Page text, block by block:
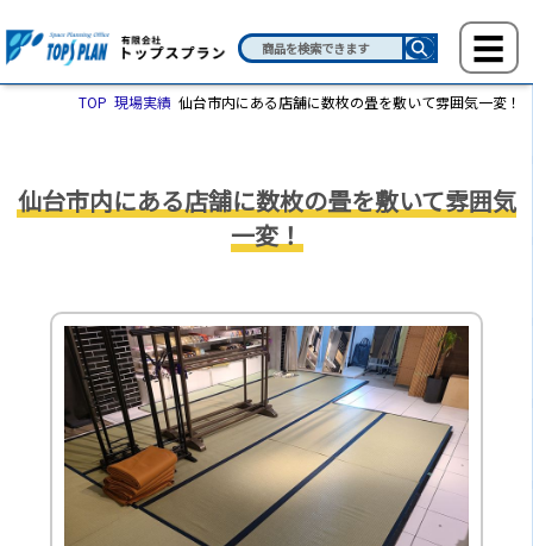
TOP 現場実績 仙台市内にある店舗に数枚の畳を敷いて雰囲気一変！
仙台市内にある店舗に数枚の畳を敷いて雰囲気
一変！